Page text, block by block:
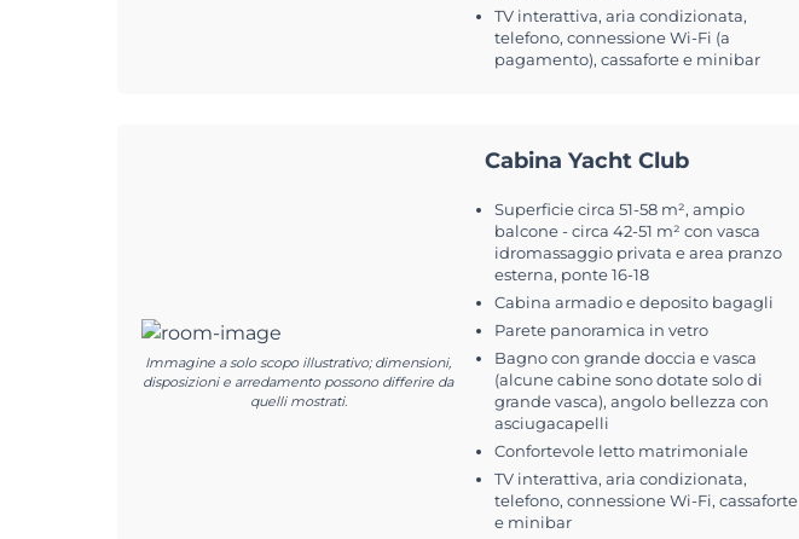
TV interattiva, aria condizionata,
telefono, connessione Wi-Fi (a
pagamento), cassaforte e minibar
Immagine a solo scopo illustrativo; dimensioni,
disposizioni e arredamento possono differire da
quelli mostrati.
Cabina Yacht Club
Superficie circa 51-58 m², ampio
balcone - circa 42-51 m² con vasca
idromassaggio privata e area pranzo
esterna, ponte 16-18
Cabina armadio e deposito bagagli
Parete panoramica in vetro
Bagno con grande doccia e vasca
(alcune cabine sono dotate solo di
grande vasca), angolo bellezza con
asciugacapelli
Confortevole letto matrimoniale
TV interattiva, aria condizionata,
telefono, connessione Wi-Fi, cassaforte
e minibar